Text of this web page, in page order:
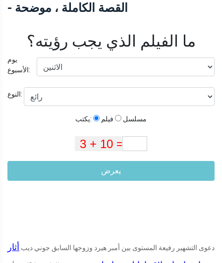
MUSK - القصة
- القصة الكاملة ، موضحة
ما الفيلم الذي يجب رؤيته؟
يوم
الأسبوع:
النوع:
يكتب: فيلم مسلسل
يعرض
دعوى التشهير رفيعة المستوى بين أمبر هيرد وزوجها السابق جوني ديب أثار